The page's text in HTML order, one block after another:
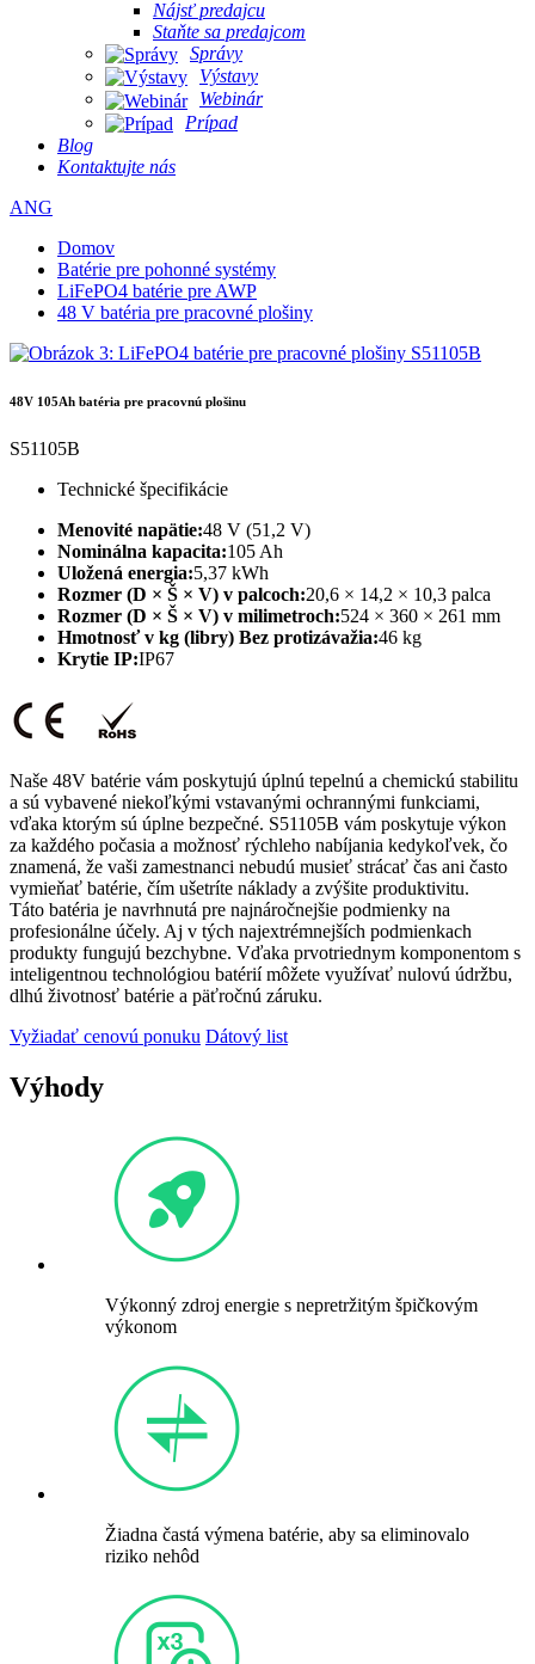
Nájsť predajcu
Staňte sa predajcom
Správy
Výstavy
Webinár
Prípad
Blog
Kontaktujte nás
ANG
Domov
Batérie pre pohonné systémy
LiFePO4 batérie pre AWP
48 V batéria pre pracovné plošiny
48V 105Ah batéria pre pracovnú plošinu
S51105B
Technické špecifikácie
Menovité napätie:48 V (51,2 V)
Nominálna kapacita:105 Ah
Uložená energia:5,37 kWh
Rozmer (D × Š × V) v palcoch:20,6 × 14,2 × 10,3 palca
Rozmer (D × Š × V) v milimetroch:524 × 360 × 261 mm
Hmotnosť v kg (libry) Bez protizávažia:46 kg
Krytie IP:IP67
Naše 48V batérie vám poskytujú úplnú tepelnú a chemickú stabilitu
a sú vybavené niekoľkými vstavanými ochrannými funkciami,
vďaka ktorým sú úplne bezpečné. S51105B vám poskytuje výkon
za každého počasia a možnosť rýchleho nabíjania kedykoľvek, čo
znamená, že vaši zamestnanci nebudú musieť strácať čas ani často
vymieňať batérie, čím ušetríte náklady a zvýšite produktivitu.
Táto batéria je navrhnutá pre najnáročnejšie podmienky na
profesionálne účely. Aj v tých najextrémnejších podmienkach
produkty fungujú bezchybne. Vďaka prvotriednym komponentom s
inteligentnou technológiou batérií môžete využívať nulovú údržbu,
dlhú životnosť batérie a päťročnú záruku.
Vyžiadať cenovú ponuku Dátový list
Výhody
Výkonný zdroj energie s nepretržitým špičkovým
výkonom
Žiadna častá výmena batérie, aby sa eliminovalo
riziko nehôd